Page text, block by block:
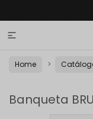

Home
Banqueta